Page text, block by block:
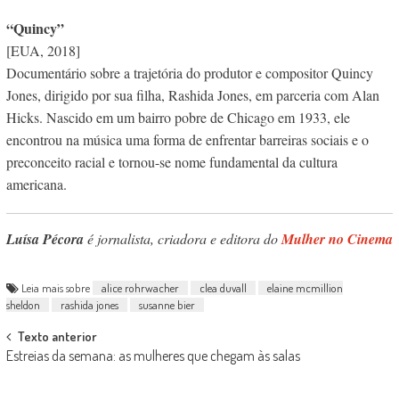
“Quincy”
[EUA, 2018]
Documentário sobre a trajetória do produtor e compositor Quincy
Jones, dirigido por sua filha, Rashida Jones, em parceria com Alan
Hicks. Nascido em um bairro pobre de Chicago em 1933, ele
encontrou na música uma forma de enfrentar barreiras sociais e o
preconceito racial e tornou-se nome fundamental da cultura
americana.
Luísa Pécoraé jornalista, criadora e editora doMulher no Cinema
Leia mais sobre alice rohrwacher clea duvall
elaine mcmillion
sheldon
rashida jones susanne bier
Post
navigation
Texto anterior
Estreias da semana: as mulheres que chegam às salas